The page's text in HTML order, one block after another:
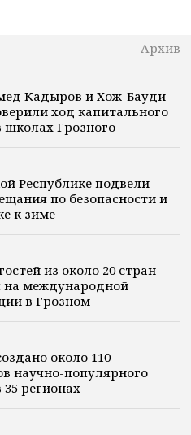
Архив
Кадыров и Хож-Бауди
ход капитального
школах Грозного
Республике подвели
по безопасности и
к зиме
из около 20 стран
на международной
в Грозном
около 110
научно-популярного
регионах